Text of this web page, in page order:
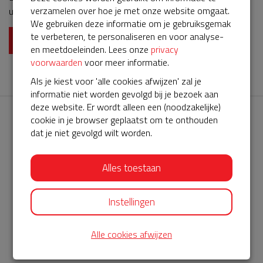
uiteraard dat deze nooit nodig zal zijn. Willem van den Tillart
Lees meer
AED360-ProCardio
ServiceBuurtAED wordt aangeboden door de Hartstichting en
AED360-ProCardio. Net als bij BuurtAED is AED360-ProCardio
de leverancier van het servicepakket en ontzorgen zij jou de
verzamelen over hoe je met onze website omgaat.
We gebruiken deze informatie om je gebruiksgemak
te verbeteren, te personaliseren en voor analyse-
en meetdoeleinden. Lees onze privacy
voorwaarden voor meer informatie.
Als je kiest voor 'alle cookies afwijzen' zal je
informatie niet worden gevolgd bij je bezoek aan
deze website. Er wordt alleen een (noodzakelijke)
cookie in je browser geplaatst om te onthouden
dat je niet gevolgd wilt worden.
Alles toestaan
Instellingen
Alle cookies afwijzen